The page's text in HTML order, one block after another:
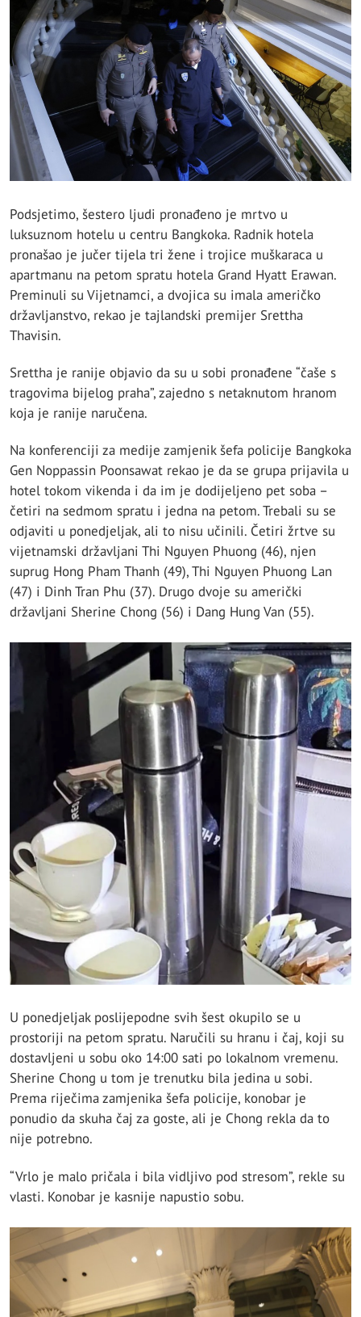
Podsjetimo, šestero ljudi pronađeno je mrtvo u
luksuznom hotelu u centru Bangkoka. Radnik hotela
pronašao je jučer tijela tri žene i trojice muškaraca u
apartmanu na petom spratu hotela Grand Hyatt Erawan.
Preminuli su Vijetnamci, a dvojica su imala američko
državljanstvo, rekao je tajlandski premijer Srettha
Thavisin.
Srettha je ranije objavio da su u sobi pronađene “čaše s
tragovima bijelog praha”, zajedno s netaknutom hranom
koja je ranije naručena.
Na konferenciji za medije zamjenik šefa policije Bangkoka
Gen Noppassin Poonsawat rekao je da se grupa prijavila u
hotel tokom vikenda i da im je dodijeljeno pet soba –
četiri na sedmom spratu i jedna na petom. Trebali su se
odjaviti u ponedjeljak, ali to nisu učinili. Četiri žrtve su
vijetnamski državljani Thi Nguyen Phuong (46), njen
suprug Hong Pham Thanh (49), Thi Nguyen Phuong Lan
(47) i Dinh Tran Phu (37). Drugo dvoje su američki
državljani Sherine Chong (56) i Dang Hung Van (55).
U ponedjeljak poslijepodne svih šest okupilo se u
prostoriji na petom spratu. Naručili su hranu i čaj, koji su
dostavljeni u sobu oko 14:00 sati po lokalnom vremenu.
Sherine Chong u tom je trenutku bila jedina u sobi.
Prema riječima zamjenika šefa policije, konobar je
ponudio da skuha čaj za goste, ali je Chong rekla da to
nije potrebno.
“Vrlo je malo pričala i bila vidljivo pod stresom”, rekle su
vlasti. Konobar je kasnije napustio sobu.